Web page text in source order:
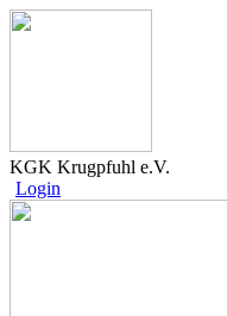
KGK Krugpfuhl e.V.
Login